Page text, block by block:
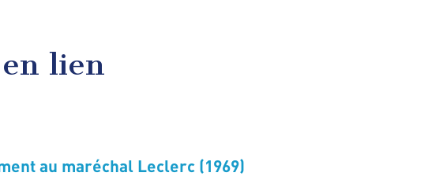
en lien
au maréchal Leclerc (1969)